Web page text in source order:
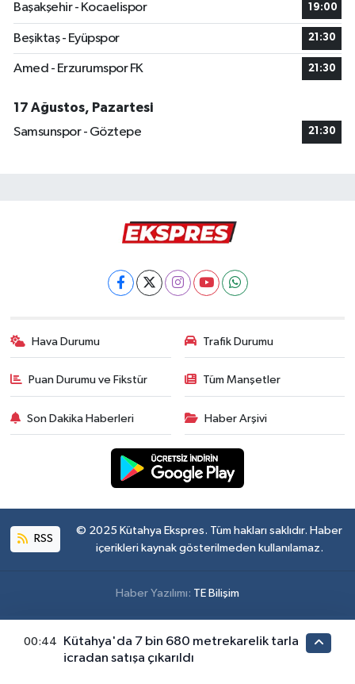
Başakşehir - Kocaelispor
19:00
Beşiktaş - Eyüpspor 21:30
Amed - Erzurumspor FK 21:30
17 Ağustos, Pazartesi
Samsunspor - Göztepe
21:30
Hava Durumu Trafik Durumu
Puan Durumu ve Fikstür Tüm Manşetler
Son Dakika Haberleri Haber Arşivi
RSS
© 2025 Kütahya Ekspres. Tüm hakları saklıdır. Haber
içerikleri kaynak gösterilmeden kullanılamaz.
Haber Yazılımı: TE Bilişim
00:44
Kütahya'da 7 bin 680 metrekarelik tarla
icradan satışa çıkarıldı